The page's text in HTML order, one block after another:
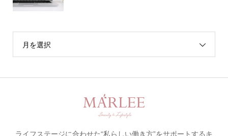
月を選択
ライフステージに合わせた“私らしい働き方”をサポートするキ